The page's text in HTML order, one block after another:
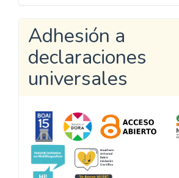
Adhesión a
declaraciones
universales